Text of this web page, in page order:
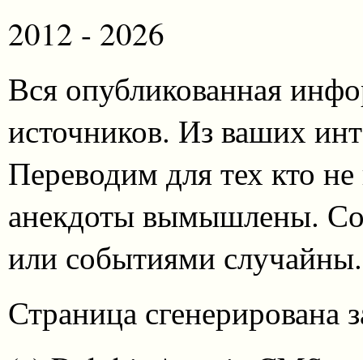
2012 - 2026
Вся опубликованная
источников. Из ваших
Переводим для тех кто
анекдоты вымышлены.
или событиями случайны.
Страница сгенерирована